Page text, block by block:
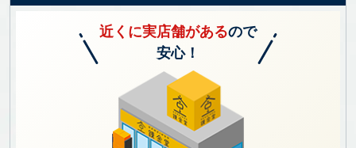
近くに実店舗があるので
安心！